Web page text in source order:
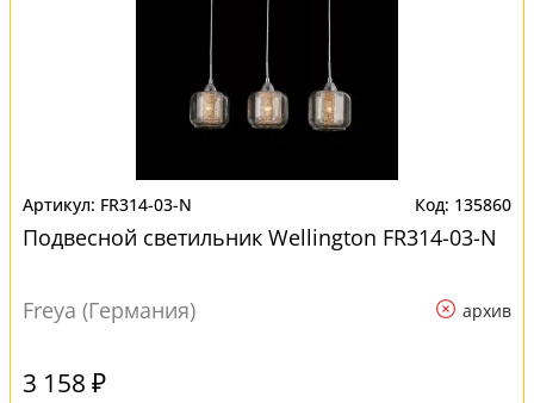
FR314-03-N 135860
Подвесной светильник Wellington FR314-03-N
Freya (Германия) архив
3 158 ₽